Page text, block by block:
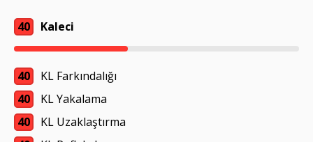
40 Kaleci
40
KL Farkındalığı
40
KL Yakalama
40
KL Uzaklaştırma